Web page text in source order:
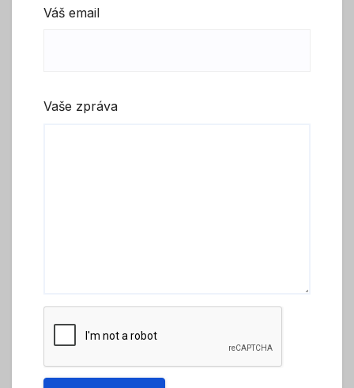
Váš email
Vaše zpráva